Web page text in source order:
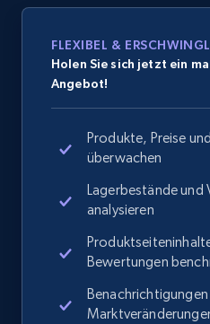
FLEXIBEL &
Holen Sie sich jetzt ein
Angebot!
Produkte, Preise
überwachen
Lagerbestände und
analysieren
Bewertungen